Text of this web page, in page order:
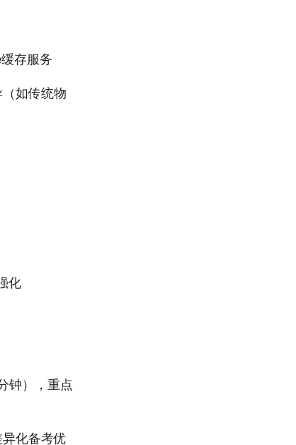
存服务
如传统物
化
钟），重点
化备考优